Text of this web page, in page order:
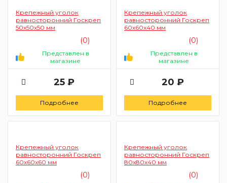
Крепежный уголок
равносторонний Госкреп
50х50х50 мм
(0)
Представлен в
магазине
25 ₽
Подробнее
Крепежный уголок
равносторонний Госкреп
60х60х40 мм
(0)
Представлен в
магазине
20 ₽
Подробнее
Крепежный уголок
равносторонний Госкреп
60х60х60 мм
(0)
Крепежный уголок
равносторонний Госкреп
80х80х40 мм
(0)